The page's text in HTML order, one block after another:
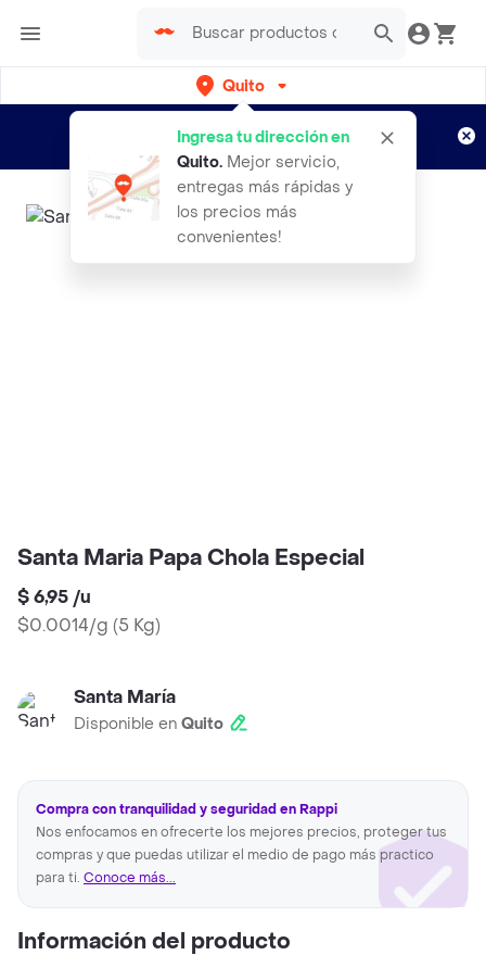
Quito
Ingresa tu dirección en
Quito. Mejor servicio,
entregas más rápidas y
los precios más
convenientes!
envíos gratis por semanas
Aplican TyC
Santa Maria Papa Chola Especial
$ 6,95 /u
$0.0014/g (5 Kg)
Santa María
Disponible en Quito
Compra con tranquilidad y seguridad en Rappi
Nos enfocamos en ofrecerte los mejores precios, proteger tus
compras y que puedas utilizar el medio de pago más practico
para ti. Conoce más...
Información del producto